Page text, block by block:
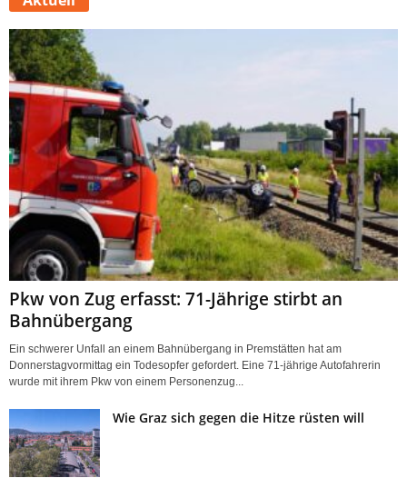
Pkw von Zug erfasst: 71-Jährige stirbt an
Bahnübergang
Ein schwerer Unfall an einem Bahnübergang in Premstätten hat am
Donnerstagvormittag ein Todesopfer gefordert. Eine 71-jährige Autofahrerin
wurde mit ihrem Pkw von einem Personenzug...
Wie Graz sich gegen die Hitze rüsten will